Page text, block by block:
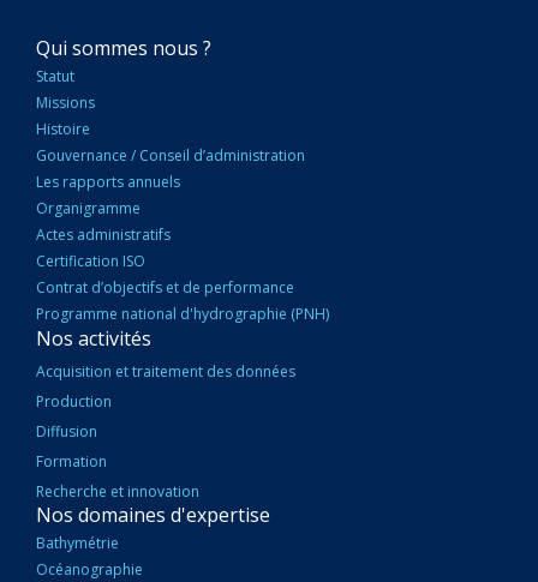
NAVIGATION
PRINCIPALE
Qui sommes nous ?
Statut
Missions
Histoire
Gouvernance / Conseil d’administration
Les rapports annuels
Organigramme
Actes administratifs
Certification ISO
Contrat d’objectifs et de performance
Programme national d'hydrographie (PNH)
Nos activités
Acquisition et traitement des données
Production
Diffusion
Formation
Recherche et innovation
Nos domaines d'expertise
Bathymétrie
Océanographie